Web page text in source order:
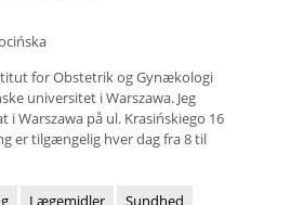
for Obstetrik og Gynækologi
universitet i Warszawa. Jeg
i Warszawa på ul. Krasińskiego 16
er tilgængelig hver dag fra 8 til
Lægemidler Sundhed